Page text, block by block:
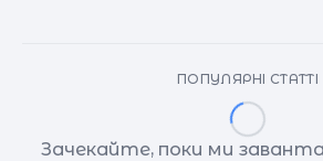
ПОПУЛЯРНІ СТАТТІ
Зачекайте, поки ми